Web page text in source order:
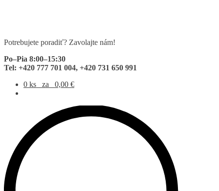
Tel: +420 777 701 004, +420 731 650 991
0 ks za0,00